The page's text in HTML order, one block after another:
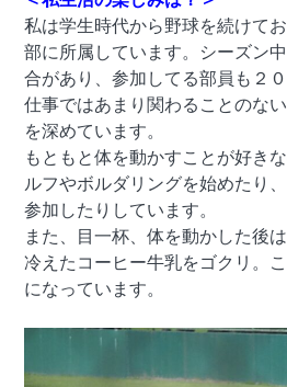
私は学生時代から野球を続けて
部に所属しています。シーズン
合があり、参加してる部員も２
仕事ではあまり関わることのな
を深めています。
もともと体を動かすことが好き
ルフやボルダリングを始めたり
参加したりしています。
また、目一杯、体を動かした後
冷えたコーヒー牛乳をゴクリ。
になっています。